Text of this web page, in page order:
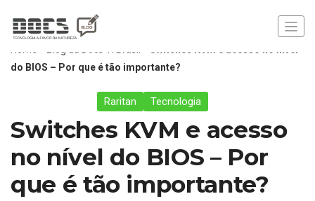
do BIOS – Por que é tão importante?
Raritan Tecnologia
Switches KVM e acesso
no nível do BIOS – Por
que é tão importante?